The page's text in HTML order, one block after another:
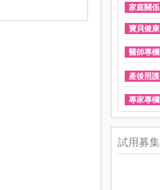
家庭關係
寶貝健康
醫師專欄
產後照護
專家專欄
試用募集